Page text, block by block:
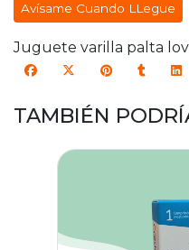
Avísame Cuando LLegue
Juguete varilla palta
TAMBIÉN